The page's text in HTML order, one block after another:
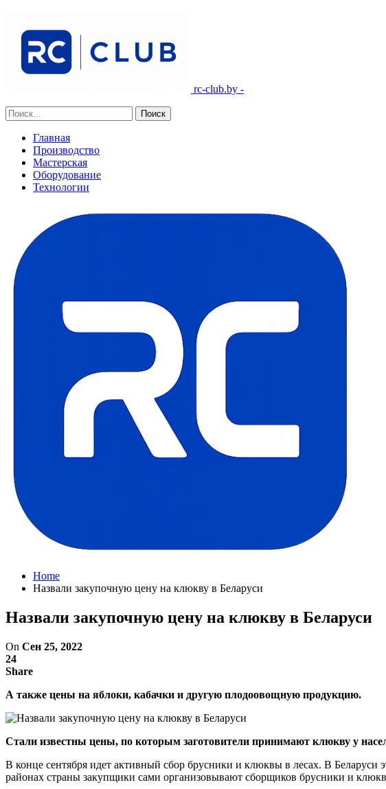
rc-club.by -
Главная
Производство
Мастерская
Оборудование
Технологии
Home
Назвали закупочную цену на клюкву в Беларуси
Назвали закупочную цену на клюкву в Беларуси
On Сен 25, 2022
24
Share
А также цены на яблоки, кабачки и другую плодоовощную продукцию.
Стали известны цены, по которым заготовители принимают клюкву у
В конце сентября идет активный сбор брусники и клюквы в лесах. В
районах страны закупщики сами организовывают сборщиков брусники и